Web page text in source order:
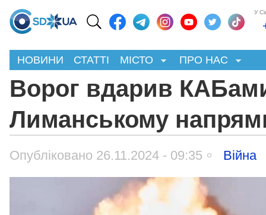
У
НОВИНИ СТАТТІ МІСТО ПРО НАС
Ворог вдарив
Лиманському
Опубліковано 26.11.2024 - 09:35 Війна